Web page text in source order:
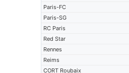
Paris-FC
Paris-SG
RC Paris
Red Star
Rennes
Reims
CORT Roubaix